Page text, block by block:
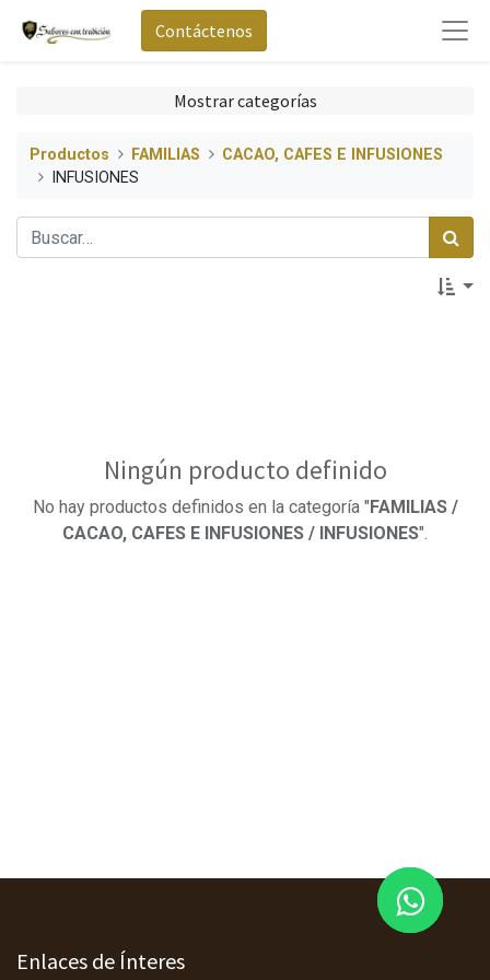
Contáctenos
Mostrar categorías
Productos FAMILIAS
CACAO, CAFES E INFUSIONES
INFUSIONES
Ningún producto definido
No hay productos definidos en la categoría " FAMILIAS /
CACAO, CAFES E INFUSIONES / INFUSIONES".
Enlaces de Ínteres